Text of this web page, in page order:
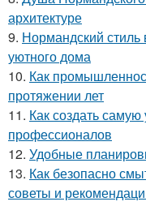
архитектуре
9. Нормандский стиль
уютного дома
10. Как
протяжении лет
11. Как создать
профессионалов
12. Удобные
13. Как безопасно
советы и